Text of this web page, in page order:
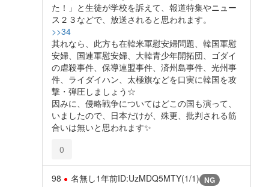
た！」と生徒が学校を訴えて、報道特集やニュー
ス２３などで、放送されると思われます。
>>34
其れなら、此方も在韓米軍慰安婦問題、韓国軍慰
安婦、国連軍慰安婦、大韓青少年開拓団、ゴダイ
の虐殺事件、保導連盟事件、済州島事件、光州事
件、ライダイハン、太極旗などを口実に韓国を攻
撃・弾圧しましょう☆
因みに、侵略戦争についてはどこの国も演って、
いましたので、日本だけが、殊更、批判される筋
合いは無いと思われます✨️
0
98 名無し1年前ID:UzMDQ5MTY(1/1) NG